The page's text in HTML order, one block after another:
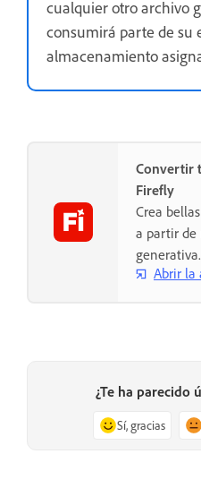
cualquier otro archivo
consumirá parte de su
almacenamiento
Convertir
Firefly
Crea
a partir de
generativa.
Abrir la
¿Te ha parecido
Sí, gracias